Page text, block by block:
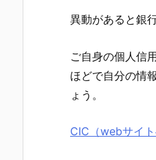
異動があると銀
ご自身の個人信
ほどで自分の情
ょう。
CIC（webサイト